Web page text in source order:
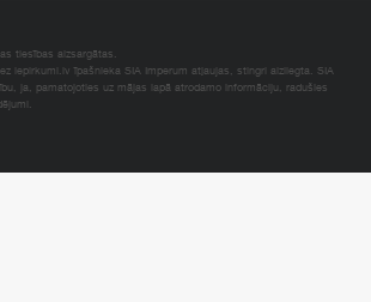
tiesības aizsargātas.
iepirkumi.lv īpašnieka SIA Imperum atļaujas, stingri aizliegta. SIA
ja, pamatojoties uz mājas lapā atrodamo informāciju, radušies